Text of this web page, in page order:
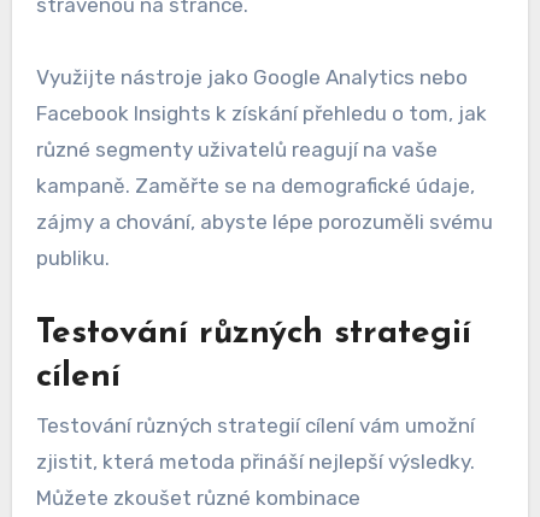
strávenou na stránce.
Využijte nástroje jako Google Analytics nebo
Facebook Insights k získání přehledu o tom, jak
různé segmenty uživatelů reagují na vaše
kampaně. Zaměřte se na demografické údaje,
zájmy a chování, abyste lépe porozuměli svému
publiku.
Testování různých strategií
cílení
Testování různých strategií cílení vám umožní
zjistit, která metoda přináší nejlepší výsledky.
Můžete zkoušet různé kombinace